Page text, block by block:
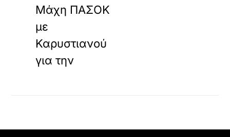
Μάχη ΠΑΣΟΚ
με
Καρυστιανού
για την